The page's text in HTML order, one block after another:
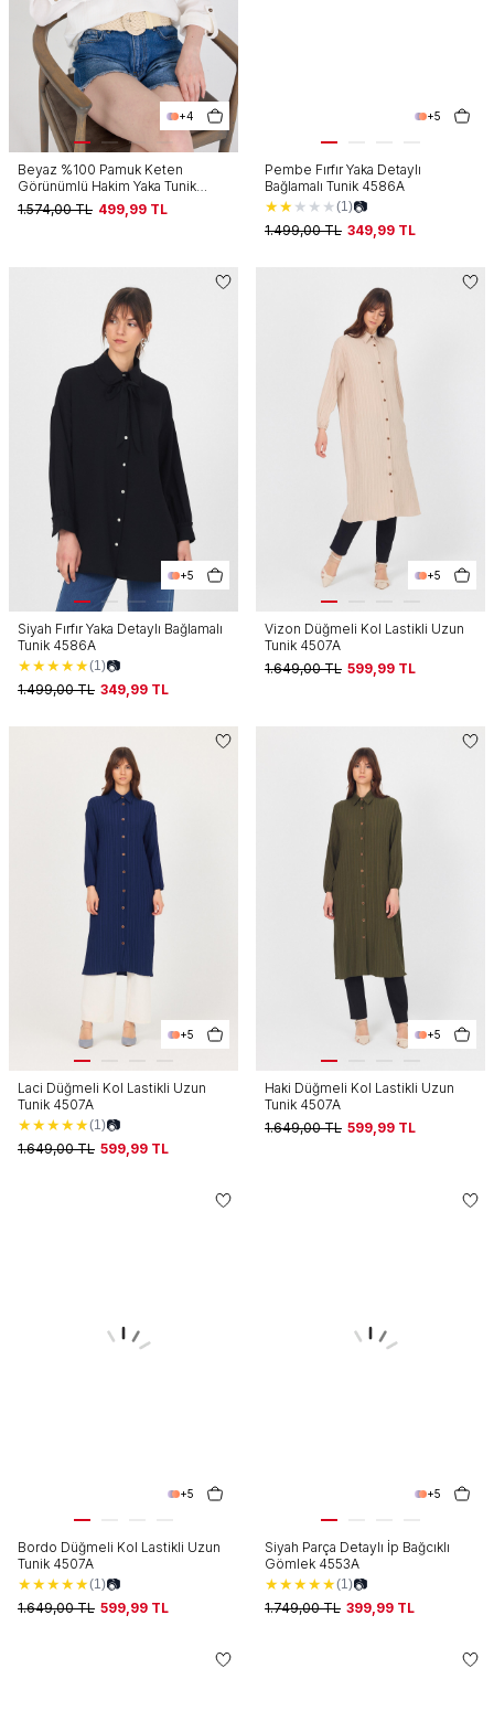
+4
Beyaz %100 Pamuk Keten
Görünümlü Hakim Yaka Tunik
Gömlek 4698A
1.574,00TL 499,99 TL
+5
Pembe Fırfır Yaka Detaylı
Bağlamalı Tunik 4586A
★★★ ★ ★(1)📷
1.499,00TL 349,99 TL
+5
Siyah Fırfır Yaka Detaylı Bağlamalı
Tunik 4586A
★★★★★(1)📷
1.499,00TL 349,99 TL
+5
Vizon Düğmeli Kol Lastikli Uzun
Tunik 4507A
1.649,00TL 599,99 TL
+5
Laci Düğmeli Kol Lastikli Uzun
Tunik 4507A
★★★★★(1)📷
1.649,00TL 599,99 TL
+5
Haki Düğmeli Kol Lastikli Uzun
Tunik 4507A
1.649,00TL 599,99 TL
+5
Bordo Düğmeli Kol Lastikli Uzun
Tunik 4507A
★★★★★(1)📷
1.649,00TL 599,99 TL
+5
Siyah Parça Detaylı İp Bağcıklı
Gömlek 4553A
★★★★★(1)📷
1.749,00TL 399,99 TL